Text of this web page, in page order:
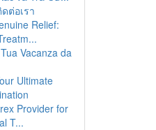
ต่อเรา
Relief:
Vacanza da
Ultimate
Provider for
T...